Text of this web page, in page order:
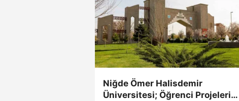
Niğde Ömer Halisdemir
Üniversitesi; Öğrenci Projeleri